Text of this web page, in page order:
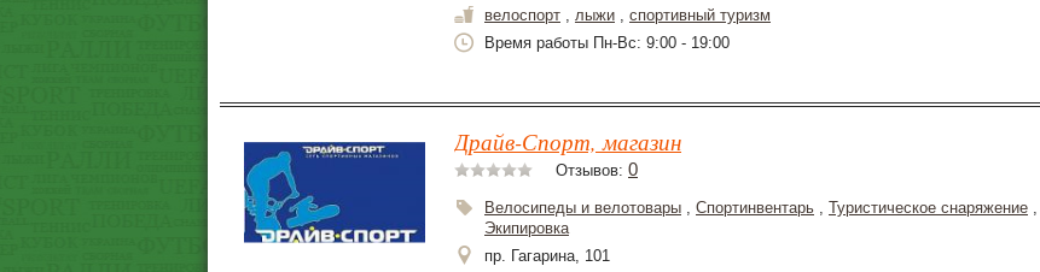
велоспорт , лыжи , спортивный туризм
Время работы Пн-Вс: 9:00 - 19:00
Драйв-Спорт, магазин
Отзывов: 0
Велосипеды и велотовары , Спортинвентарь , Туристическое снаряжение ,
Экипировка
пр. Гагарина, 101